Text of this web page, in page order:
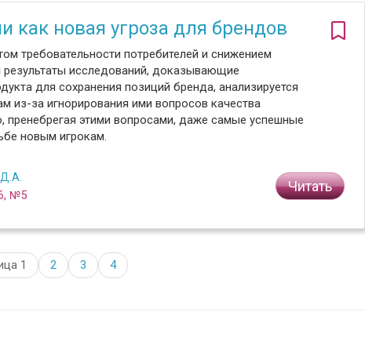
как новая угроза для брендов
требовательности потребителей и снижением
исследований, доказывающие
для сохранения позиций бренда, анализируется
из-за игнорирования ими вопросов качества
пренебрегая этими вопросами, даже самые успешные
новым игрокам.
№5
Читать
1 2 3 4